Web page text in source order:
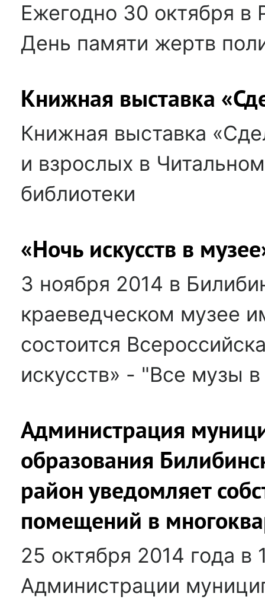
Ежегодно 30 октября в
День памяти жертв
Книжная выставка
Книжная выставка
и взрослых в
библиотеки
«Ночь искусств в
3 ноября 2014 в
краеведческом музее
состоится
искусств» - "Все музы
Администрация
образования
район уведомляет
помещений в
25 октября 2014 года в
Администрации